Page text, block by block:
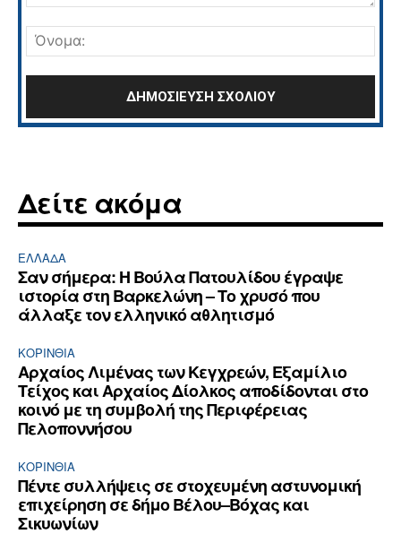
Δείτε ακόμα
ΕΛΛΆΔΑ
Σαν σήμερα: Η Βούλα Πατουλίδου έγραψε
ιστορία στη Βαρκελώνη – Το χρυσό που
άλλαξε τον ελληνικό αθλητισμό
ΚΟΡΙΝΘΊΑ
Αρχαίος Λιμένας των Κεγχρεών, Εξαμίλιο
Τείχος και Aρχαίος Δίολκος αποδίδονται στο
κοινό με τη συμβολή της Περιφέρειας
Πελοποννήσου
ΚΟΡΙΝΘΊΑ
Πέντε συλλήψεις σε στοχευμένη αστυνομική
επιχείρηση σε δήμο Βέλου–Βόχας και
Σικυωνίων